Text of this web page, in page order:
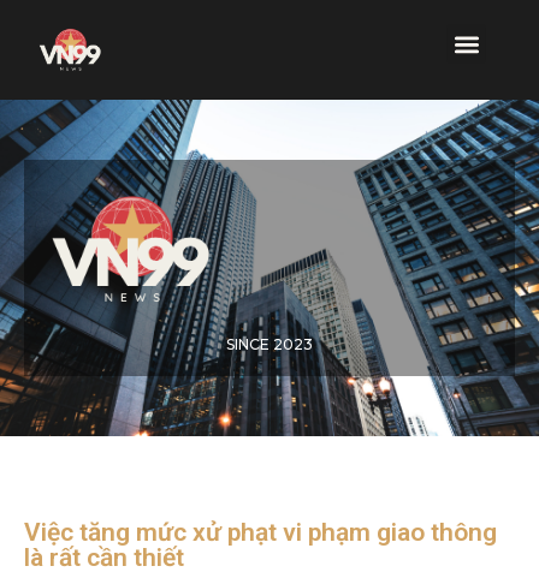
SINCE 2023
Việc tăng mức xử phạt vi phạm giao thông
là rất cần thiết